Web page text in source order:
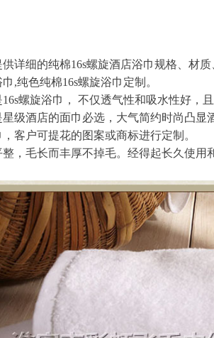
详细的纯棉16s螺旋酒店浴巾规格、材
,纯色纯棉16s螺旋浴巾定制。
螺旋浴巾， 不仅透气性和吸水性好，
级酒店的面巾必选，大气简约时尚凸显
客户可提花的图案或商标进行定制。
，毛长而丰厚不掉毛。经得起长久使用